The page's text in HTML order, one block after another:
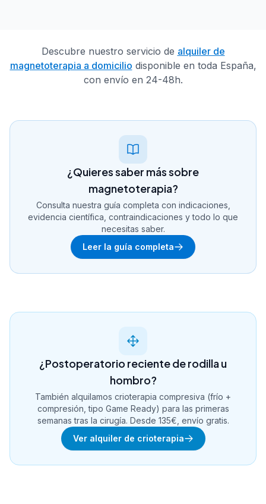
Descubre nuestro servicio de alquiler de
magnetoterapia a domicilio disponible en toda España,
con envío en 24-48h.
¿Quieres saber más sobre
magnetoterapia?
Consulta nuestra guía completa con indicaciones,
evidencia científica, contraindicaciones y todo lo que
necesitas saber.
Leer la guía completa
¿Postoperatorio reciente de rodilla u
hombro?
También alquilamos crioterapia compresiva (frío +
compresión, tipo Game Ready) para las primeras
semanas tras la cirugía. Desde 135€, envío gratis.
Ver alquiler de crioterapia